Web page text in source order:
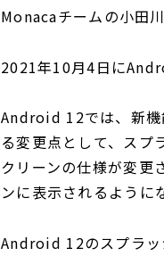
Monacaチームの小田川
2021年10月4日に
Android 12では、新機
る変更点として、ス
クリーンの仕様が変更
ンに表示されるように
Android 12のスプラッ